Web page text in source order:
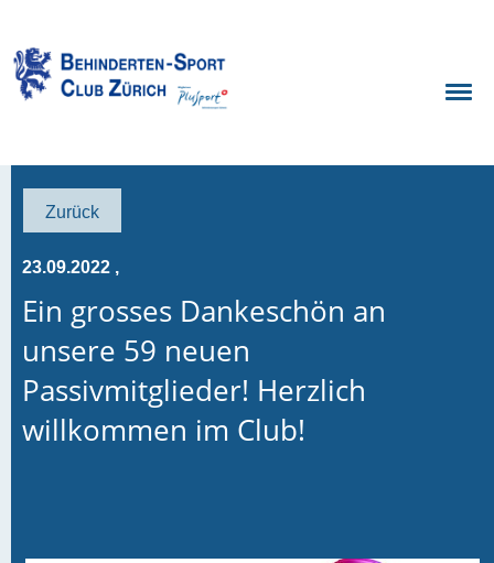
Zurück
23.09.2022 ,
Ein grosses Dankeschön an
unsere 59 neuen
Passivmitglieder! Herzlich
willkommen im Club!